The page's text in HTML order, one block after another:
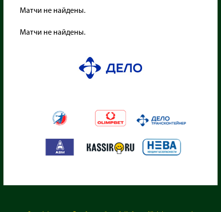
Матчи не найдены.
Матчи не найдены.